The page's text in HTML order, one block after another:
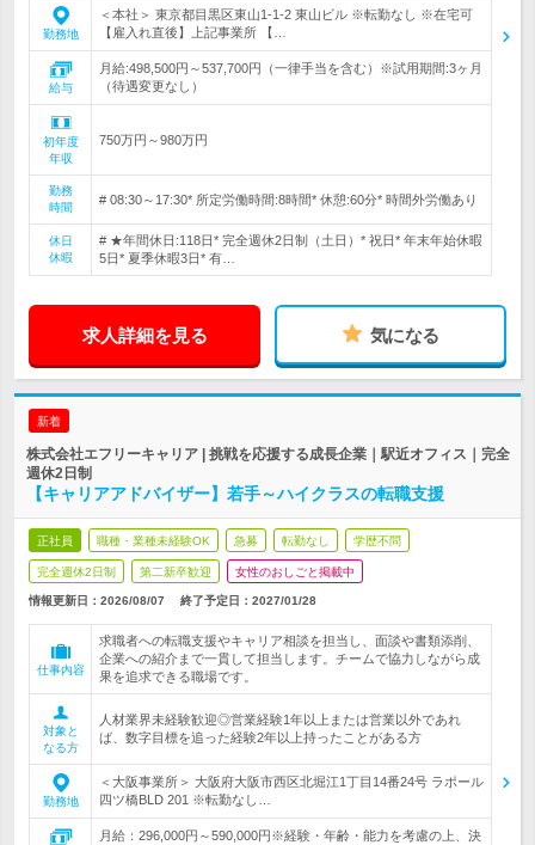
勤務地
＜本社＞ 東京都目黒区東山1-1-2 東山ビル ※転勤なし ※在宅可
【雇入れ直後】上記事業所 【…
給与
月給:498,500円～537,700円（一律手当を含む）※試用期間:3ヶ月
（待遇変更なし）
初年度
年収
750万円～980万円
勤務
時間
# 08:30～17:30* 所定労働時間:8時間* 休憩:60分* 時間外労働あり
休日
休暇
# ★年間休日:118日* 完全週休2日制（土日）* 祝日* 年末年始休暇
5日* 夏季休暇3日* 有…
求人詳細を見る 気になる
新着
株式会社エフリーキャリア | 挑戦を応援する成長企業｜駅近オフィス｜完全
週休2日制
【キャリアアドバイザー】若手～ハイクラスの転職支援
正社員 職種・業種未経験OK 急募 転勤なし 学歴不問
完全週休2日制 第二新卒歓迎 女性のおしごと掲載中
情報更新日：2026/08/07 終了予定日： 2027/01/28
仕事内容
求職者への転職支援やキャリア相談を担当し、面談や書類添削、
企業への紹介まで一貫して担当します。チームで協力しながら成
果を追求できる職場です。
対象と
なる方
人材業界未経験歓迎◎営業経験1年以上または営業以外であれ
ば、数字目標を追った経験2年以上持ったことがある方
勤務地
＜大阪事業所＞ 大阪府大阪市西区北堀江1丁目14番24号 ラポール
四ツ橋BLD 201 ※転勤なし…
月給：296,000円～590,000円※経験・年齢・能力を考慮の上、決